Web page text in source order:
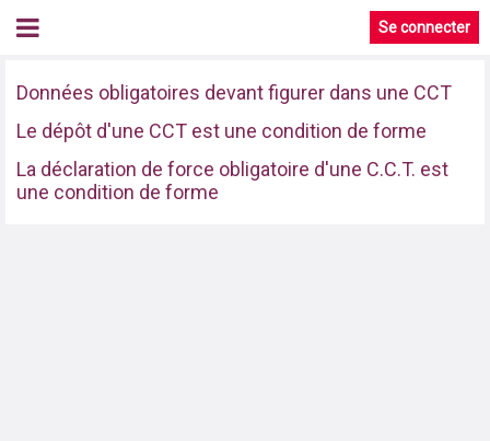
Se connecter
Données obligatoires devant figurer dans une CCT
Le dépôt d'une CCT est une condition de forme
La déclaration de force obligatoire d'une C.C.T. est
une condition de forme